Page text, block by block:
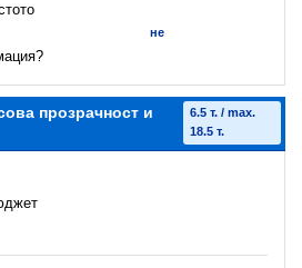
не
прозрачност и
6.5 т. / max.
18.5 т.